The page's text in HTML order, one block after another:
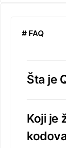
# FAQ
Šta je
Koji je